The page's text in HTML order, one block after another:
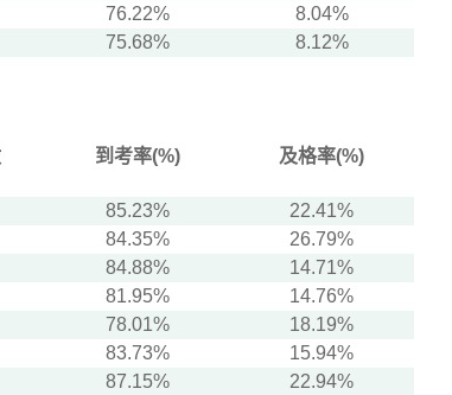
76.22%
8.04%
75.68% 8.12%
到考率(%)
及格率(%)
85.23%
22.41%
84.35%
26.79%
84.88%
14.71%
81.95%
14.76%
78.01%
18.19%
83.73%
15.94%
87.15%
22.94%